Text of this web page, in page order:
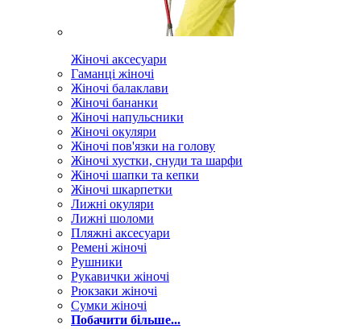
Жіночі аксесуари
Гаманці жіночі
Жіночі балаклави
Жіночі бананки
Жіночі напульсники
Жіночі окуляри
Жіночі пов'язки на голову
Жіночі хустки, снуди та шарфи
Жіночі шапки та кепки
Жіночі шкарпетки
Лижні окуляри
Лижні шоломи
Пляжні аксесуари
Ремені жіночі
Рушники
Рукавички жіночі
Рюкзаки жіночі
Сумки жіночі
Побачити більше...